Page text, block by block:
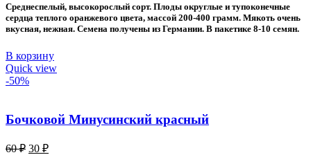
60 ₽.
30 ₽.
Среднеспелый, высокорослый сорт. Плоды округлые и тупоконечные
сердца теплого оранжевого цвета, массой 200-400 грамм. Мякоть очень
вкусная, нежная. Семена получены из Германии. В пакетике 8-10 семян.
В корзину
Quick view
-50%
Бочковой Минусинский красный
60₽ Первоначальная
30 ₽Текущая